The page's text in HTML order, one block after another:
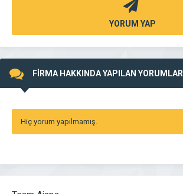
YORUM YAP
FİRMA HAKKINDA YAPILAN YORUMLAR
Hiç yorum yapılmamış.